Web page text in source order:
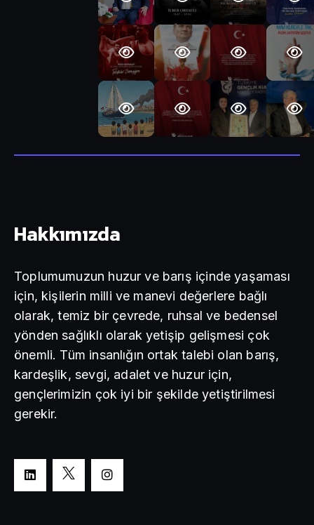
Hakkımızda
Toplumumuzun huzur ve barış içinde yaşaması
için, kişilerin milli ve manevi değerlere bağlı
olarak, temiz bir çevrede, ruhsal ve bedensel
yönden sağlıklı olarak yetişip gelişmesi çok
önemli. Tüm insanlığın ortak talebi olan barış,
kardeşlik, sevgi, adalet ve huzur için,
gençlerimizin çok iyi bir şekilde yetiştirilmesi
gerekir.